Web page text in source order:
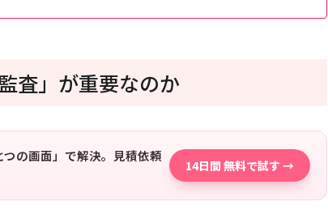
査」が重要なのか
の画面」で解決。見積依頼
14日間 無料で試す →